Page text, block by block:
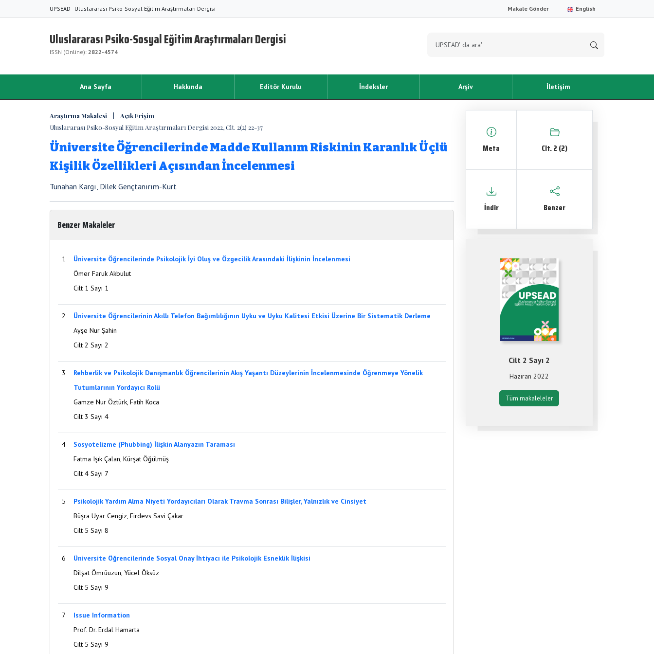
UPSEAD - Uluslararası Psiko-Sosyal Eğitim Araştırmaları Dergisi Makale Gönder English
Uluslararası Psiko-Sosyal Eğitim Araştırmaları Dergisi
ISSN (Online): 2822-4574
Ana Sayfa Hakkında Editör Kurulu İndeksler Arşiv İletişim
Araştırma Makalesi | Açık Erişim
Uluslararası Psiko-Sosyal Eğitim Araştırmaları Dergisi 2022, Clt. 2(2) 22-37
Üniversite Öğrencilerinde Madde Kullanım Riskinin Karanlık Üçlü
Kişilik Özellikleri Açısından İncelenmesi
Tunahan Kargı, Dilek Gençtanırım-Kurt
Benzer Makaleler
1
Üniversite Öğrencilerinde Psikolojik İyi Oluş ve Özgecilik Arasındaki İlişkinin İncelenmesi
Ömer Faruk Akbulut
Cilt 1 Sayı 1
2
Üniversite Öğrencilerinin Akıllı Telefon Bağımlılığının Uyku ve Uyku Kalitesi Etkisi Üzerine Bir Sistematik Derleme
Ayşe Nur Şahin
Cilt 2 Sayı 2
3
Rehberlik ve Psikolojik Danışmanlık Öğrencilerinin Akış Yaşantı Düzeylerinin İncelenmesinde Öğrenmeye Yönelik
Tutumlarının Yordayıcı Rolü
Gamze Nur Öztürk, Fatih Koca
Cilt 3 Sayı 4
4
Sosyotelizme (Phubbing) İlişkin Alanyazın Taraması
Fatma Işık Çalan, Kürşat Öğülmüş
Cilt 4 Sayı 7
5
Psikolojik Yardım Alma Niyeti Yordayıcıları Olarak Travma Sonrası Bilişler, Yalnızlık ve Cinsiyet
Büşra Uyar Cengiz, Firdevs Savi Çakar
Cilt 5 Sayı 8
6
Üniversite Öğrencilerinde Sosyal Onay İhtiyacı ile Psikolojik Esneklik İlişkisi
Dilşat Ömrüuzun, Yücel Öksüz
Cilt 5 Sayı 9
7
Issue Information
Prof. Dr. Erdal Hamarta
Cilt 5 Sayı 9
Meta Clt. 2 (2)
İndir Benzer
Cilt 2 Sayı 2
Haziran 2022
Tüm makaleleler